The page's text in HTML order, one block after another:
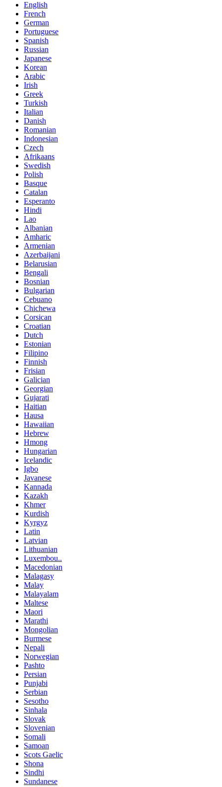
English
French
German
Portuguese
Spanish
Russian
Japanese
Korean
Arabic
Irish
Greek
Turkish
Italian
Danish
Romanian
Indonesian
Czech
Afrikaans
Swedish
Polish
Basque
Catalan
Esperanto
Hindi
Lao
Albanian
Amharic
Armenian
Azerbaijani
Belarusian
Bengali
Bosnian
Bulgarian
Cebuano
Chichewa
Corsican
Croatian
Dutch
Estonian
Filipino
Finnish
Frisian
Galician
Georgian
Gujarati
Haitian
Hausa
Hawaiian
Hebrew
Hmong
Hungarian
Icelandic
Igbo
Javanese
Kannada
Kazakh
Khmer
Kurdish
Kyrgyz
Latin
Latvian
Lithuanian
Luxembou..
Macedonian
Malagasy
Malay
Malayalam
Maltese
Maori
Marathi
Mongolian
Burmese
Nepali
Norwegian
Pashto
Persian
Punjabi
Serbian
Sesotho
Sinhala
Slovak
Slovenian
Somali
Samoan
Scots Gaelic
Shona
Sindhi
Sundanese